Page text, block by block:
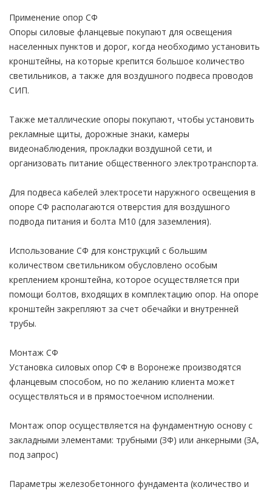
Применение опор СФ
Опоры силовые фланцевые покупают для освещения
населенных пунктов и дорог, когда необходимо установить
кронштейны, на которые крепится большое количество
светильников, а также для воздушного подвеса проводов
СИП.
Также металлические опоры покупают, чтобы установить
рекламные щиты, дорожные знаки, камеры
видеонаблюдения, прокладки воздушной сети, и
организовать питание общественного электротранспорта.
Для подвеса кабелей электросети наружного освещения в
опоре СФ располагаются отверстия для воздушного
подвода питания и болта М10 (для заземления).
Использование СФ для конструкций с большим
количеством светильником обусловлено особым
креплением кронштейна, которое осуществляется при
помощи болтов, входящих в комплектацию опор. На опоре
кронштейн закрепляют за счет обечайки и внутренней
трубы.
Монтаж СФ
Установка силовых опор СФ в Воронеже производятся
фланцевым способом, нo по желанию клиента может
осуществляться и в прямостоечном исполнении.
Монтаж опор осуществляется на фундаментную основу с
закладными элементами: трубными (ЗФ) или анкерными (ЗА,
под запрос)
Параметры железобетонного фундамента (количество и